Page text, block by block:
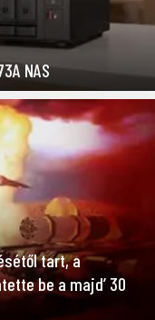
NAS
tart, a
be a majd’ 30